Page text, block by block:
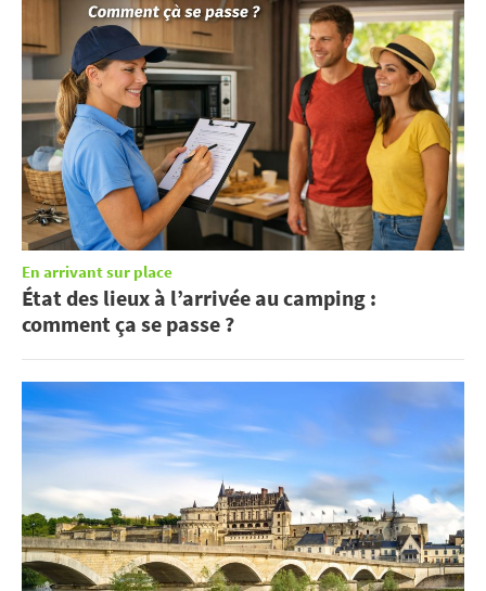
En arrivant sur place
État des lieux à l’arrivée au camping :
comment ça se passe ?